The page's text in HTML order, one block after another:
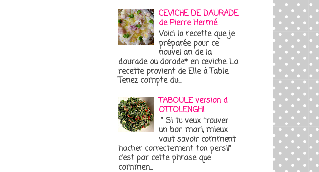
CEVICHE DE DAURADE
de Pierre Hermé
Voici la recette que je
préparée pour ce
nouvel an de la
daurade ou dorade* en ceviche. La
recette provient de Elle à Table.
Tenez compte du...
TABOULE version d
OTTOLENGHI
" Si tu veux trouver
un bon mari, mieux
vaut savoir comment
hacher correctement ton persil"
c'est par cette phrase que
commen...